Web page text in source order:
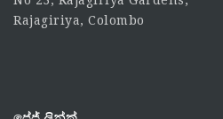
Rajagiriya, Colombo